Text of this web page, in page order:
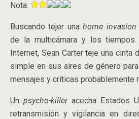
Nota:
Buscando tejer unahome invasion
de la multicámara y los tiempos
Internet, Sean Carter teje una cinta
simple en sus aires de género
mensajes y críticas probablemente
Un psycho-killer acecha Estados
retransmisión y vigilancia en